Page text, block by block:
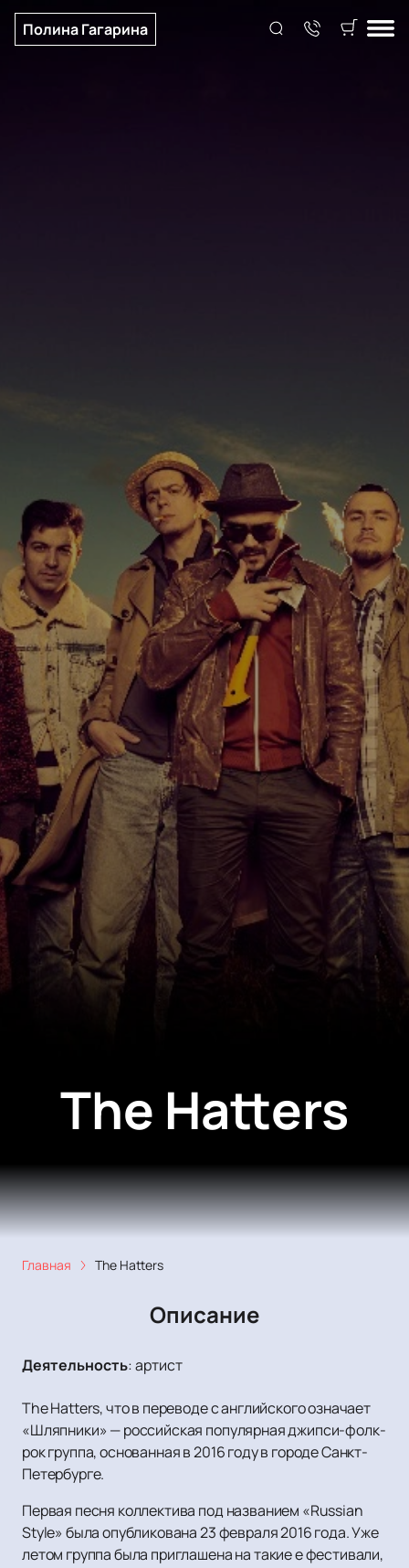
Полина Гагарина
The Hatters
Главная The Hatters
Описание
Деятельность:артист
The Hatters, что в переводе с английского означает
«Шляпники» — российская популярная джипси-фолк-
рок группа, основанная в 2016 году в городе Санкт-
Петербурге.
Первая песня коллектива под названием «Russian
Style» была опубликована 23 февраля 2016 года. Уже
летом группа была приглашена на такие е фестивали,